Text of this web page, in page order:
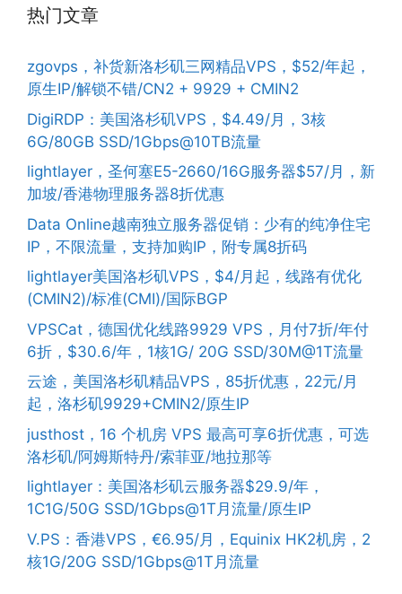
热门文章
zgovps，补货新洛杉矶三网精品VPS，$52/年起，
原生IP/解锁不错/CN2 + 9929 + CMIN2
DigiRDP：美国洛杉矶VPS，$4.49/月，3核
6G/80GB SSD/1Gbps@10TB流量
lightlayer，圣何塞E5-2660/16G服务器$57/月，新
加坡/香港物理服务器8折优惠
Data Online越南独立服务器促销：少有的纯净住宅
IP，不限流量，支持加购IP，附专属8折码
lightlayer美国洛杉矶VPS，$4/月起，线路有优化
(CMIN2)/标准(CMI)/国际BGP
VPSCat，德国优化线路9929 VPS，月付7折/年付
6折，$30.6/年，1核1G/ 20G SSD/30M@1T流量
云途，美国洛杉矶精品VPS，85折优惠，22元/月
起，洛杉矶9929+CMIN2/原生IP
justhost，16 个机房 VPS 最高可享6折优惠，可选
洛杉矶/阿姆斯特丹/索菲亚/地拉那等
lightlayer：美国洛杉矶云服务器$29.9/年，
1C1G/50G SSD/1Gbps@1T月流量/原生IP
V.PS：香港VPS，€6.95/月，Equinix HK2机房，2
核1G/20G SSD/1Gbps@1T月流量